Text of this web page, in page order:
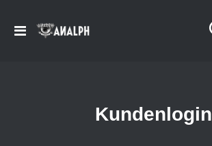
Navigation
Kundenlogin